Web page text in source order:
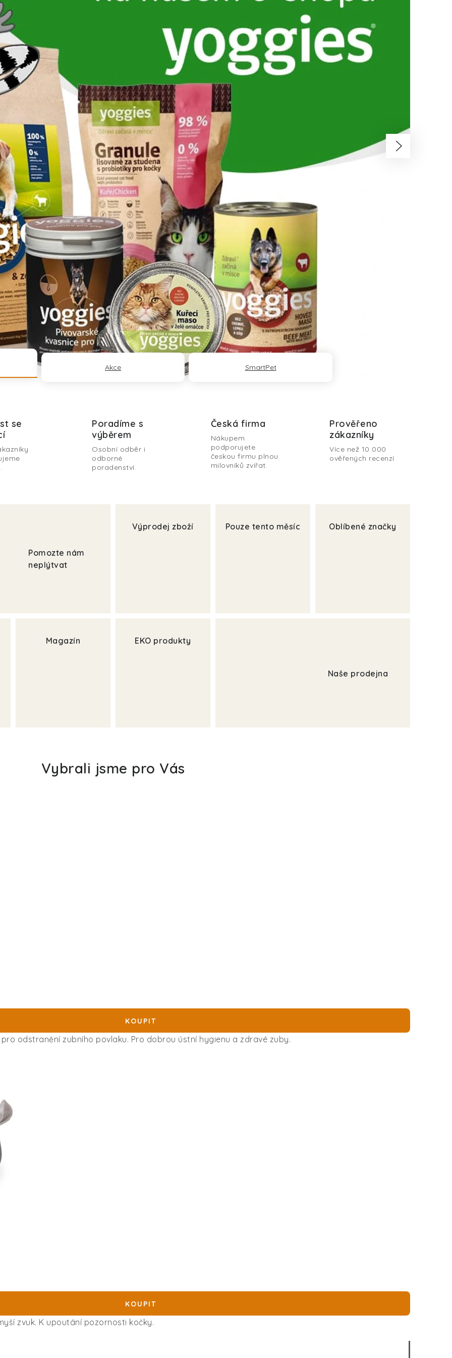
Následující
Akce SmartPet
se
Poradíme s
výběrem
Osobní odběr i
odborné
poradenství.
Česká firma
Nákupem
podporujete
českou firmu plnou
milovníků zvířat.
Prověřeno
zákazníky
Více než 10 000
ověřených recenzí
Pomozte nám
neplýtvat
Výprodej zboží Pouze tento měsíc Oblíbené značky
Magazín EKO produkty
Naše prodejna
Vybrali jsme pro Vás
odstranění zubního povlaku. Pro dobrou ústní hygienu a zdravé zuby.
zvuk. K upoutání pozornosti kočky.